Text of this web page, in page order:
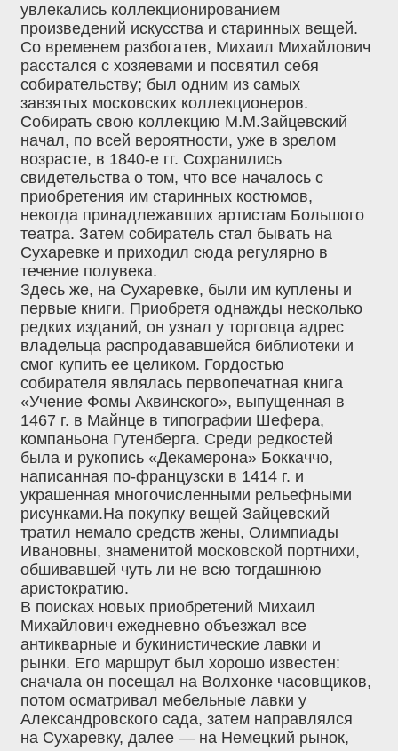
увлекались коллекционированием
произведений искусства и старинных вещей.
Со временем разбогатев, Михаил Михайлович
расстался с хозяевами и посвятил себя
собирательству; был одним из самых
завзятых московских коллекционеров.
Собирать свою коллекцию М.М.Зайцевский
начал, по всей вероятности, уже в зрелом
возрасте, в 1840-е гг. Сохранились
свидетельства о том, что все началось с
приобретения им старинных костюмов,
некогда принадлежавших артистам Большого
театра. Затем собиратель стал бывать на
Сухаревке и приходил сюда регулярно в
течение полувека.
Здесь же, на Сухаревке, были им куплены и
первые книги. Приобретя однажды несколько
редких изданий, он узнал у торговца адрес
владельца распродававшейся библиотеки и
смог купить ее целиком. Гордостью
собирателя являлась первопечатная книга
«Учение Фомы Аквинского», выпущенная в
1467 г. в Майнце в типографии Шефера,
компаньона Гутенберга. Среди редкостей
была и рукопись «Декамерона» Боккаччо,
написанная по-французски в 1414 г. и
украшенная многочисленными рельефными
рисунками.На покупку вещей Зайцевский
тратил немало средств жены, Олимпиады
Ивановны, знаменитой московской портнихи,
обшивавшей чуть ли не всю тогдашнюю
аристократию.
В поисках новых приобретений Михаил
Михайлович ежедневно объезжал все
антикварные и букинистические лавки и
рынки. Его маршрут был хорошо известен:
сначала он посещал на Волхонке часовщиков,
потом осматривал мебельные лавки у
Александровского сада, затем направлялся
на Сухаревку, далее — на Немецкий рынок,